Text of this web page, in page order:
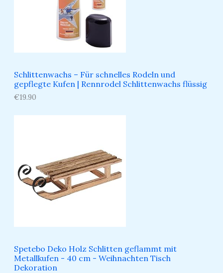
Schlittenwachs – Für schnelles Rodeln und
gepflegte Kufen​ | Rennrodel Schlittenwachs flüssig
€19.90
Spetebo Deko Holz Schlitten geflammt mit
Metallkufen - 40 cm - Weihnachten Tisch
Dekoration